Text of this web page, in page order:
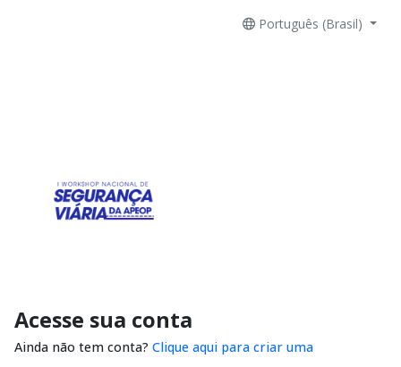
Português (Brasil)
Acesse sua conta
Ainda não tem conta? Clique aqui para criar uma